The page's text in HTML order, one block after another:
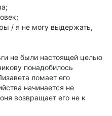
/ я не могу выдержать,
не были настоящей целью
понадобилось
ломает его
начинается не
возвращает его не к